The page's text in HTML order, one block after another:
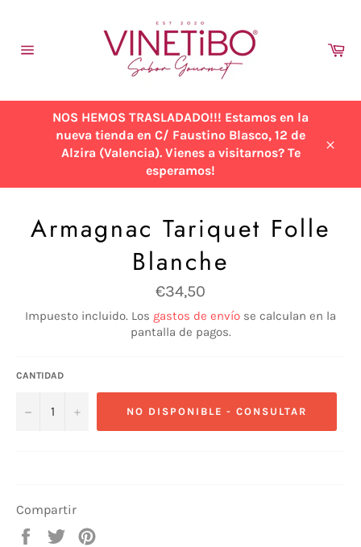
NOS HEMOS TRASLADADO!!! Estamos en la
nueva tienda en C/ Faustino Blasco, 12 de
Alzira (Valencia). Vienes a visitarnos? Te
esperamos!
Armagnac Tariquet Folle
Blanche
Precio
habitual
€34,50
Impuesto incluido. Los gastos de envío se calculan en la
pantalla de pagos.
CANTIDAD
− + NO DISPONIBLE - CONSULTAR
Compartir
Compartir
Tuitear